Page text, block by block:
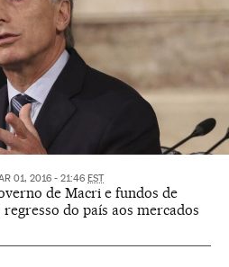
01, 2016 - 21:46 EST
de Macri e fundos de
do país aos mercados